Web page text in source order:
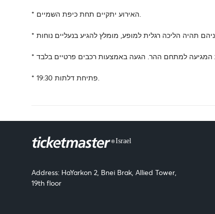
* האירוע יתקיים תחת כיפת השמיים.
* פתיחת דלתות 19:30.
Address: HaYarkon 2, Bnei Brak, Allied Tower,
19th floor